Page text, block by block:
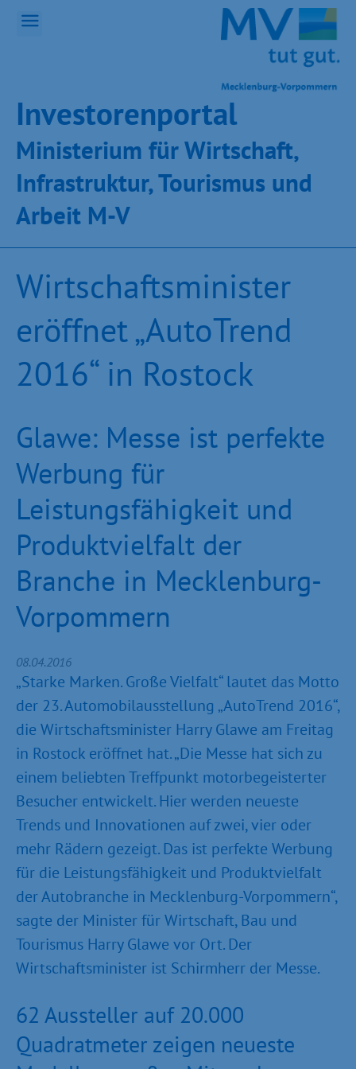
Inves­toren­por­tal
Ministeri­um für Wirt­schaft,
Infra­struk­tur, Tou­ris­mus und
Ar­beit M-V
Wirtschaftsminister
eröffnet „AutoTrend
2016“ in Rostock
Glawe: Messe ist perfekte
Werbung für
Leistungsfähigkeit und
Produktvielfalt der
Branche in Mecklenburg-
Vorpommern
08.04.2016
„Starke Marken. Große Vielfalt“ lautet das Motto
der 23. Automobilausstellung „AutoTrend 2016“,
die Wirtschaftsminister Harry Glawe am Freitag
in Rostock eröffnet hat. „Die Messe hat sich zu
einem beliebten Treffpunkt motorbegeisterter
Besucher entwickelt. Hier werden neueste
Trends und Innovationen auf zwei, vier oder
mehr Rädern gezeigt. Das ist perfekte Werbung
für die Leistungsfähigkeit und Produktvielfalt
der Autobranche in Mecklenburg-Vorpommern“,
sagte der Minister für Wirtschaft, Bau und
Tourismus Harry Glawe vor Ort. Der
Wirtschaftsminister ist Schirmherr der Messe.
62 Aussteller auf 20.000
Quadratmeter zeigen neueste